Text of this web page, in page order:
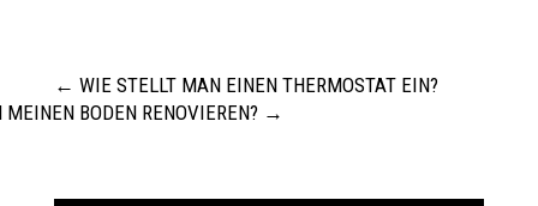
← WIE STELLT MAN EINEN THERMOSTAT EIN?
BODEN RENOVIEREN? →